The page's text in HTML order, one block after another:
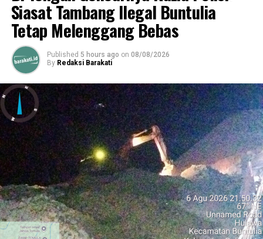
DON'T MISS
Suharsi Igirisa Terima Audiensi UPT BP2MI
Siasat Tambang Ilegal Buntulia
Tetap Melenggang Bebas
Published 5 hours ago on 08/08/2026
By Redaksi Barakati